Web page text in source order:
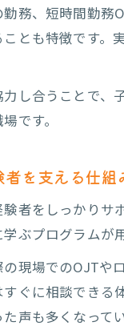
課後等デイサー
野県放課後等デ
等デイサービス
課後等デイサービ
経験から放課後等
野市で放課後等
課後等デイサービ
リア形成に役立つ
課後等デイサー
課後等デイサービ
務、短時間勤
とも特徴です。
し合うことで
です。
を支える仕組
者をしっかり
ぶプログラムが
現場でのOJT
ぐに相談でき
声も多くなってい